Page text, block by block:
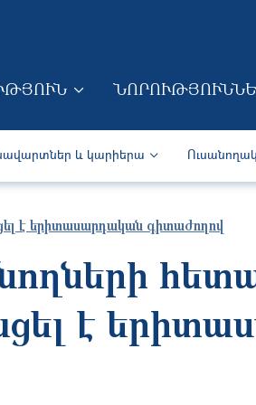
և կարիերա
է երիտասարդական գիտաժողով
է